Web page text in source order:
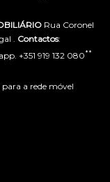
Rua Coronel
. Contactos:
+351 919 132 080**
a rede móvel